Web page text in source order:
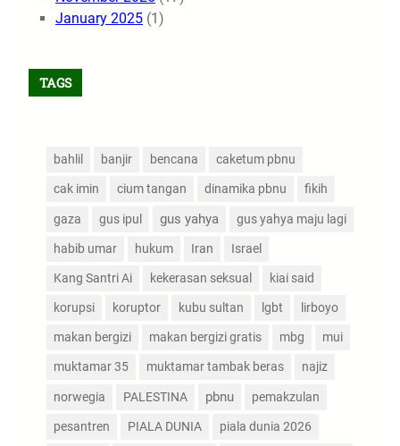
January 2025 (1)
TAGS
bahlil banjir bencana caketum pbnu
cak imin cium tangan dinamika pbnu fikih
gaza gus ipul gus yahya gus yahya maju lagi
habib umar hukum Iran Israel
Kang Santri Ai kekerasan seksual kiai said
korupsi koruptor kubu sultan lgbt lirboyo
makan bergizi makan bergizi gratis mbg mui
muktamar 35 muktamar tambak beras najiz
norwegia PALESTINA pbnu pemakzulan
pesantren PIALA DUNIA piala dunia 2026